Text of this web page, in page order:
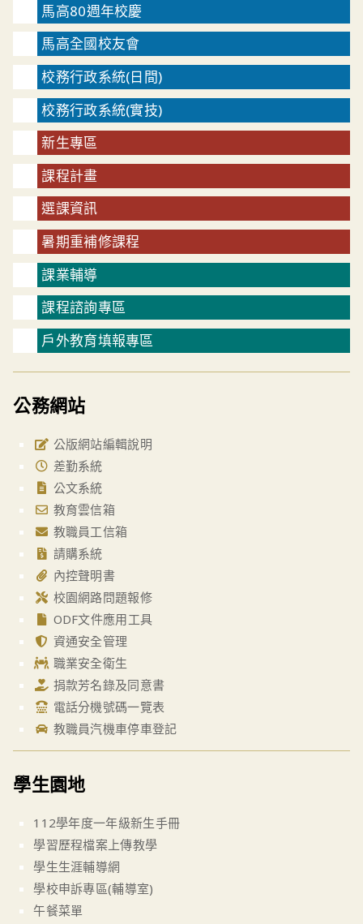
馬高80週年校慶
馬高全國校友會
校務行政系統(日間)
校務行政系統(實技)
新生專區
課程計畫
選課資訊
暑期重補修課程
課業輔導
課程諮詢專區
戶外教育填報專區
公務網站
公版網站編輯說明
差勤系統
公文系統
教育雲信箱
教職員工信箱
請購系統
內控聲明書
校園網路問題報修
ODF文件應用工具
資通安全管理
職業安全衛生
捐款芳名錄及同意書
電話分機號碼一覽表
教職員汽機車停車登記
學生園地
112學年度一年級新生手冊
學習歷程檔案上傳教學
學生生涯輔導網
學校申訴專區(輔導室)
午餐菜單